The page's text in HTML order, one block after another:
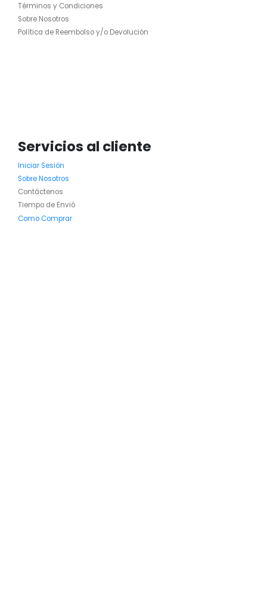
Términos y Condiciones
Sobre Nosotros
Política de Reembolso y/o Devolución
Servicios al cliente
Iniciar Sesión
Sobre Nosotros
Contáctenos
Tiempo de Envió
Como Comprar